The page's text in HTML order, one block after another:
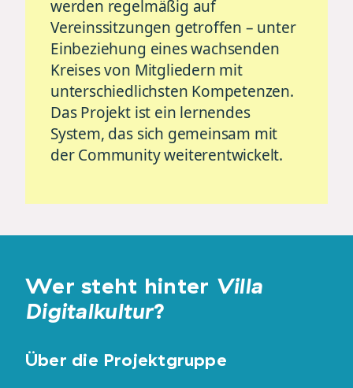
werden regelmäßig auf
Vereinssitzungen getroffen – unter
Einbeziehung eines wachsenden
Kreises von Mitgliedern mit
unterschiedlichsten Kompetenzen.
Das Projekt ist ein lernendes
System, das sich gemeinsam mit
der Community weiterentwickelt.
Wer steht hinter Villa
Digitalkultur?
Über die Projektgruppe